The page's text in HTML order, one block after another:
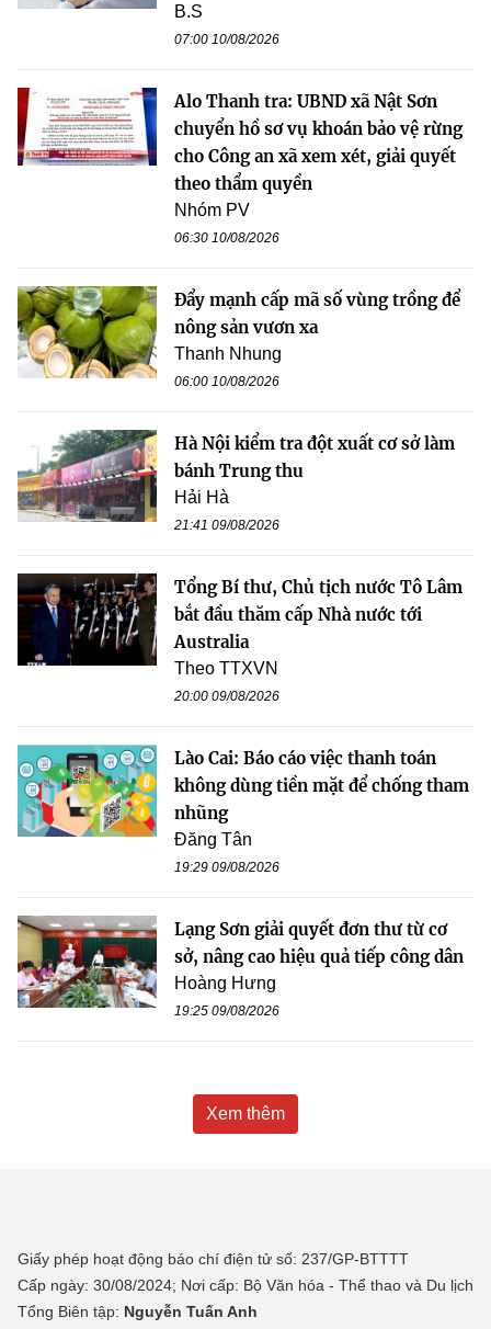
B.S
07:00 10/08/2026
Alo Thanh tra: UBND xã Nật Sơn
chuyển hồ sơ vụ khoán bảo vệ rừng
cho Công an xã xem xét, giải quyết
theo thẩm quyền
Nhóm PV
06:30 10/08/2026
Đẩy mạnh cấp mã số vùng trồng để
nông sản vươn xa
Thanh Nhung
06:00 10/08/2026
Hà Nội kiểm tra đột xuất cơ sở làm
bánh Trung thu
Hải Hà
21:41 09/08/2026
Tổng Bí thư, Chủ tịch nước Tô Lâm
bắt đầu thăm cấp Nhà nước tới
Australia
Theo TTXVN
20:00 09/08/2026
Lào Cai: Báo cáo việc thanh toán
không dùng tiền mặt để chống tham
nhũng
Đăng Tân
19:29 09/08/2026
Lạng Sơn giải quyết đơn thư từ cơ
sở, nâng cao hiệu quả tiếp công dân
Hoàng Hưng
19:25 09/08/2026
Xem thêm
Giấy phép hoạt động báo chí điện tử số: 237/GP-BTTTT
Cấp ngày: 30/08/2024; Nơi cấp: Bộ Văn hóa - Thể thao và Du lịch
Tổng Biên tập: Nguyễn Tuấn Anh